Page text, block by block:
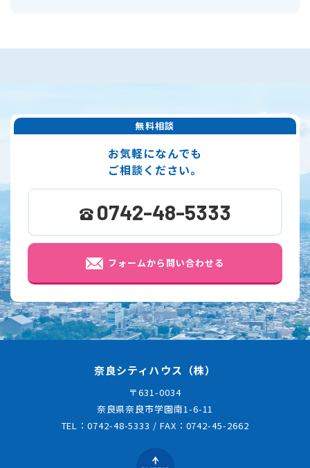
無料相談
お気軽になんでも
ご相談ください。
0742-48-5333
フォームから問い合わせる
奈良シティハウス（株）
〒631-0034
奈良県奈良市学園南1-6-11
TEL：0742-48-5333 / FAX：0742-45-2662